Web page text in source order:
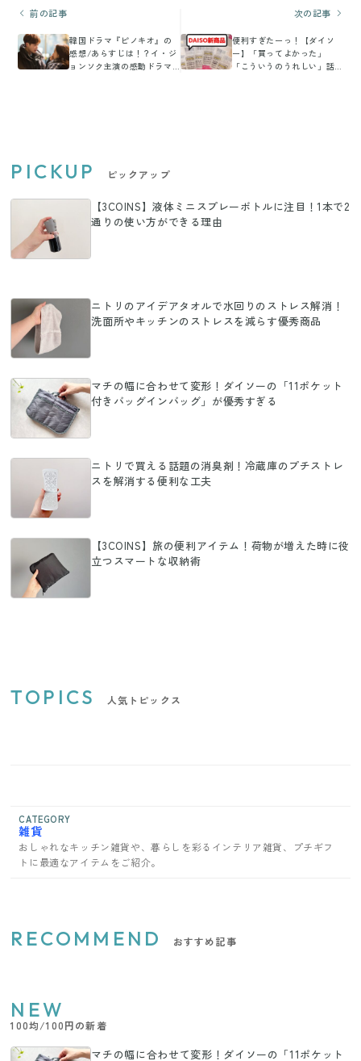
前の記事
韓国ドラマ『ピノキオ』の
感想/あらすじは！？イ・ジ
ョンソク主演の感動ドラマ
次の記事
便利すぎたーっ！【ダイソ
ー】「買ってよかった」
「こういうのうれしい」話
PICKUP ピックアップ
【3COINS】液体ミニスプレーボトルに注目！1本で2
通りの使い方ができる理由
ニトリのアイデアタオルで水回りのストレス解消！
洗面所やキッチンのストレスを減らす優秀商品
マチの幅に合わせて変形！ダイソーの「11ポケット
付きバッグインバッグ」が優秀すぎる
ニトリで買える話題の消臭剤！冷蔵庫のプチストレ
スを解消する便利な工夫
【3COINS】旅の便利アイテム！荷物が増えた時に役
立つスマートな収納術
TOPICS 人気トピックス
CATEGORY
雑貨
おしゃれなキッチン雑貨や、暮らしを彩るインテリア雑貨、プチギフ
トに最適なアイテムをご紹介。
RECOMMEND おすすめ記事
NEW
100均/100円の新着
マチの幅に合わせて変形！ダイソーの「11ポケット